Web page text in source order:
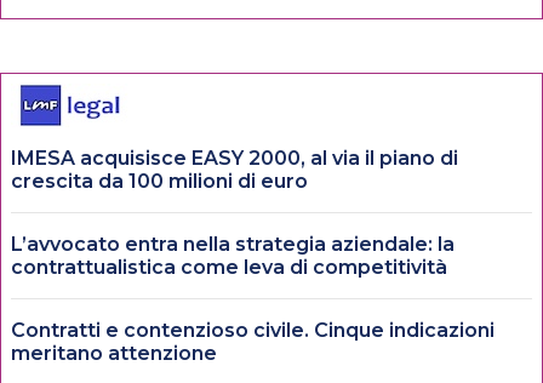
IMESA acquisisce EASY 2000, al via il piano di
crescita da 100 milioni di euro
L’avvocato entra nella strategia aziendale: la
contrattualistica come leva di competitività
Contratti e contenzioso civile. Cinque indicazioni
meritano attenzione